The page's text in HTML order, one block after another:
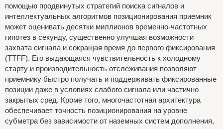
помощью продвинутых стратегий поиска сигналов и
интеллектуальных алгоритмов позиционирования приемник
может оценивать десятки миллионов временно-частотных
гипотез в секунду, существенно улучшая возможности
захвата сигнала и сокращая время до первого фиксирования
(TTFF). Его выдающаяся чувствительность к холодному
старту и производительность отслеживания позволяют
приемнику быстро получать и поддерживать фиксированные
позиции даже в условиях слабого сигнала или частично
закрытых сред. Кроме того, многочастотная архитектура
обеспечивает точность позиционирования на уровне
субметра без зависимости от наземных систем дополнения,